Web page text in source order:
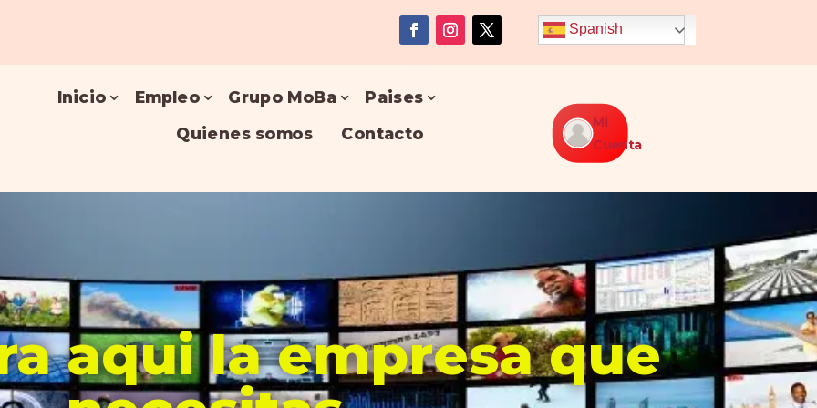
Spanish
Inicio Empleo Grupo MoBa
Paises
Quienes somos
Contacto
Mi
Cuenta
aqui la empresa que